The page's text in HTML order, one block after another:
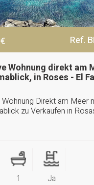
Ref.
Wohnung direkt am
in Roses - El
Wohnung Direkt am Meer
zu Verkaufen in
1 Ja